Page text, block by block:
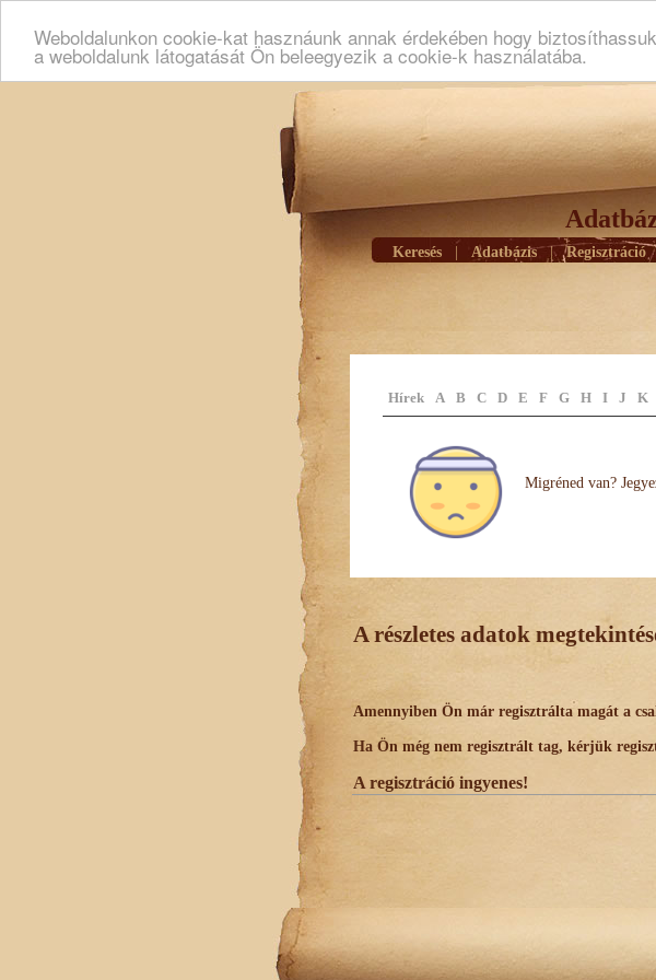
Weboldalunkon cookie-kat hasznáunk annak érdekében hogy
a weboldalunk látogatását Ön beleegyezik a cookie-k használatába.
Keresés Adatbázis | Regisztráció
Hírek A B C D E F G H I J K
Migréned van?
A részletes adatok
Amennyiben Ön már regisztrálta magát a
Ha Ön még nem regisztrált tag, kérjük
A regisztráció ingyenes!